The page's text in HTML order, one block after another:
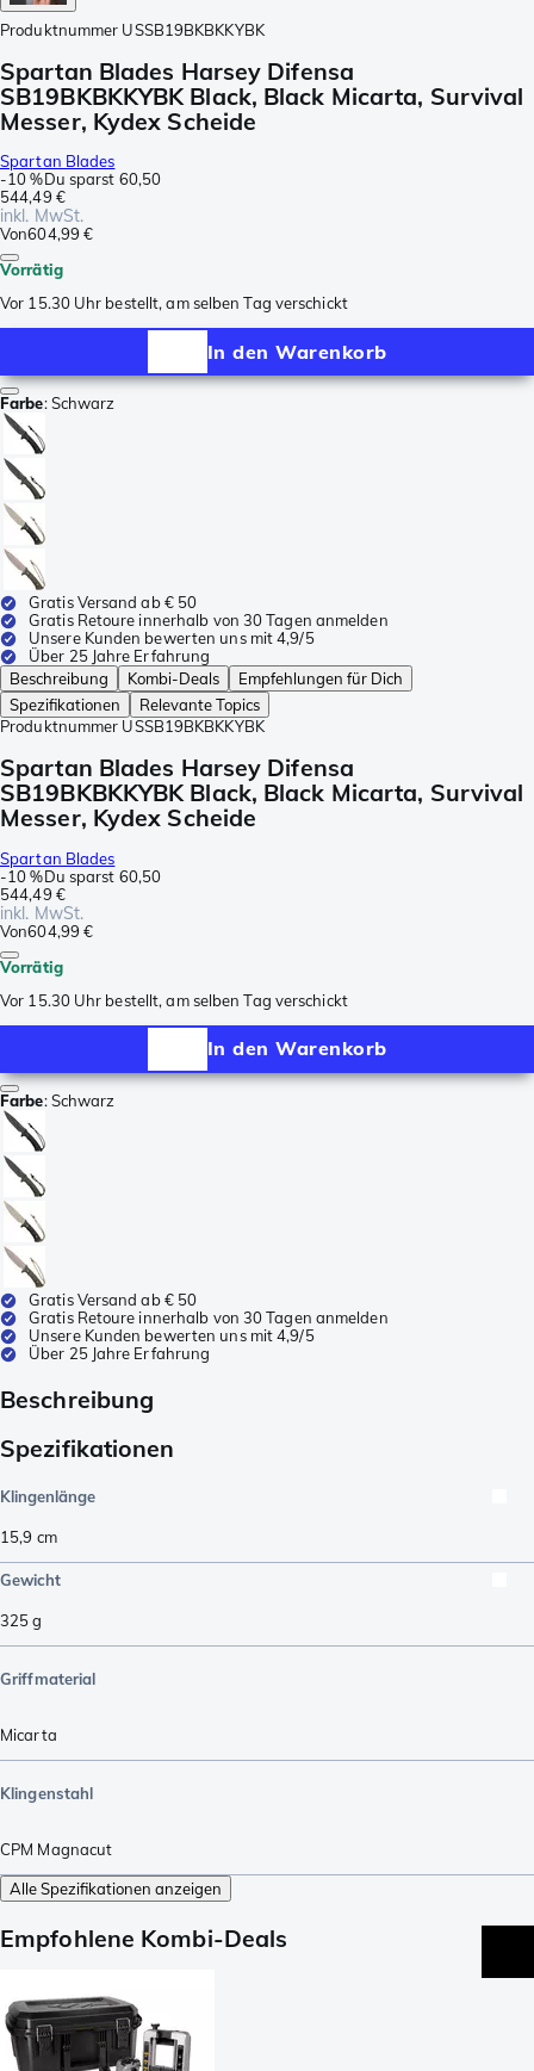
Produktnummer USSB19BKBKKYBK
Spartan Blades Harsey Difensa
SB19BKBKKYBK Black, Black Micarta, Survival
Messer, Kydex Scheide
Spartan Blades
-10 %Du sparst 60,50
544,49 €
inkl. MwSt.
Von604,99 €
Vorrätig
Vor 15.30 Uhr bestellt, am selben Tag verschickt
In den Warenkorb
Farbe:Schwarz
Gratis Versand ab € 50
Gratis Retoure innerhalb von 30 Tagen anmelden
Unsere Kunden bewerten uns mit 4,9/5
Über 25 Jahre Erfahrung
Beschreibung
Kombi-Deals
Empfehlungen für Dich
Spezifikationen
Relevante Topics
Produktnummer USSB19BKBKKYBK
Spartan Blades Harsey Difensa
SB19BKBKKYBK Black, Black Micarta, Survival
Messer, Kydex Scheide
Spartan Blades
-10 %Du sparst 60,50
544,49 €
inkl. MwSt.
Von604,99 €
Vorrätig
Vor 15.30 Uhr bestellt, am selben Tag verschickt
In den Warenkorb
Farbe:Schwarz
Gratis Versand ab € 50
Gratis Retoure innerhalb von 30 Tagen anmelden
Unsere Kunden bewerten uns mit 4,9/5
Über 25 Jahre Erfahrung
Beschreibung
Spezifikationen
Klingenlänge
15,9 cm
Gewicht
325g
Griffmaterial
Micarta
Klingenstahl
CPM Magnacut
Alle Spezifikationen anzeigen
Empfohlene Kombi-Deals